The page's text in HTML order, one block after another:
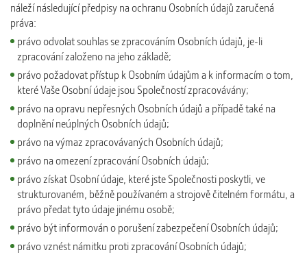
náleží následující předpisy na ochranu Osobních údajů zaručená
práva:
právo odvolat souhlas se zpracováním Osobních údajů, je-li
zpracování založeno na jeho základě;
právo požadovat přístup k Osobním údajům a k informacím o tom,
které Vaše Osobní údaje jsou Společností zpracovávány;
právo na opravu nepřesných Osobních údajů a případě také na
doplnění neúplných Osobních údajů;
právo na výmaz zpracovávaných Osobních údajů;
právo na omezení zpracování Osobních údajů;
právo získat Osobní údaje, které jste Společnosti poskytli, ve
strukturovaném, běžně používaném a strojově čitelném formátu, a
právo předat tyto údaje jinému osobě;
právo být informován o porušení zabezpečení Osobních údajů;
právo vznést námitku proti zpracování Osobních údajů;